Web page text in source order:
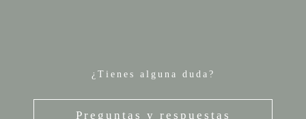
¿Tienes alguna duda?
Preguntas y respuestas